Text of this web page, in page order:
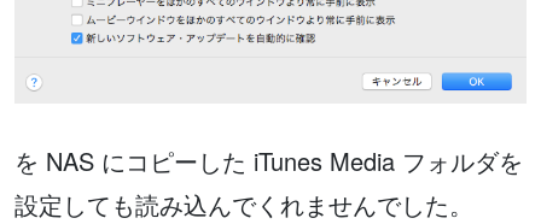
を NAS にコピーした iTunes Media フォルダを
設定しても読み込んでくれませんでした。